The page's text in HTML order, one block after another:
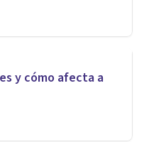
y cómo afecta a